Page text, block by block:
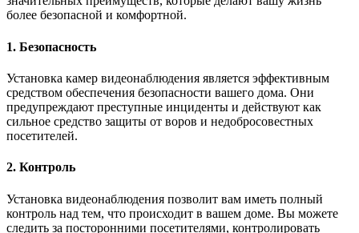
более безопасной и комфортной.
1. Безопасность
Установка камер видеонаблюдения является эффективным
средством обеспечения безопасности вашего дома. Они
предупреждают преступные инциденты и действуют как
сильное средство защиты от воров и недобросовестных
посетителей.
2. Контроль
Установка видеонаблюдения позволит вам иметь полный
контроль над тем, что происходит в вашем доме. Вы можете
следить за посторонними посетителями, контролировать